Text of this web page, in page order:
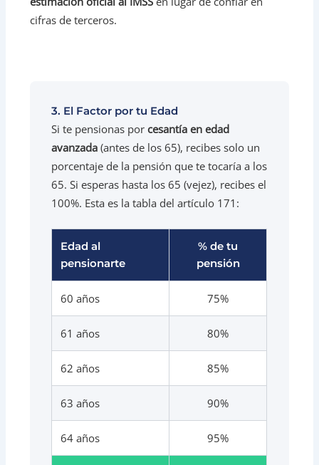
cifras de terceros.
3. El Factor por tu Edad
Si te pensionas porcesantía en edad
avanzada (antes de los 65), recibes solo un
porcentaje de la pensión que te tocaría a los
65. Si esperas hasta los 65 (vejez), recibes el
100%. Esta es la tabla del artículo 171:
Edad al
pensionarte
% de tu
pensión
60 años 75%
61 años 80%
62 años 85%
63 años 90%
64 años 95%